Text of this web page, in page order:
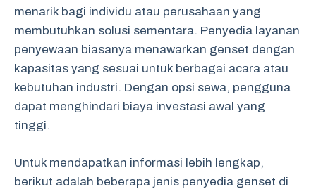
menarik bagi individu atau perusahaan yang
membutuhkan solusi sementara. Penyedia layanan
penyewaan biasanya menawarkan genset dengan
kapasitas yang sesuai untuk berbagai acara atau
kebutuhan industri. Dengan opsi sewa, pengguna
dapat menghindari biaya investasi awal yang
tinggi.
Untuk mendapatkan informasi lebih lengkap,
berikut adalah beberapa jenis penyedia genset di